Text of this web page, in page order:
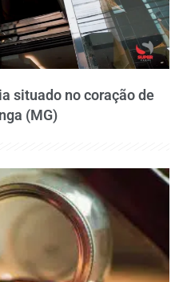
situado no coração de
(MG)